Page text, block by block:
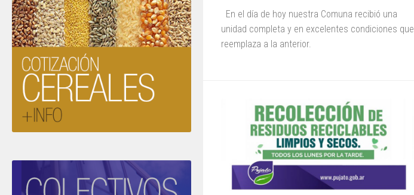
En el día de hoy nuestra Comuna recibió una
unidad completa y en excelentes condiciones que
reemplaza a la anterior.